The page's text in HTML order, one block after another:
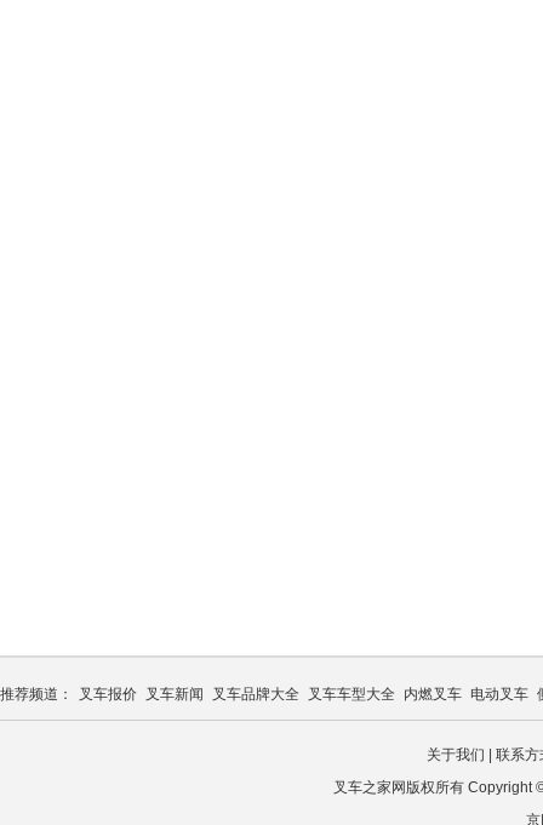
推荐频道： 叉车报价 叉车新闻 叉车品牌大全 叉车车型大全 内燃叉车 电动叉车
关于我们
联系方
叉车之家网版权所有 Copyright